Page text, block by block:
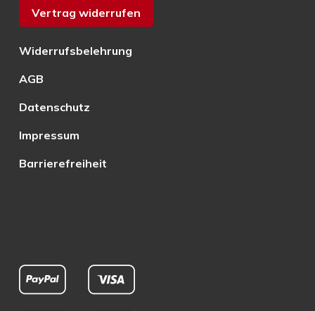
Vertrag widerrufen
Widerrufsbelehrung
AGB
Datenschutz
Impressum
Barrierefreiheit